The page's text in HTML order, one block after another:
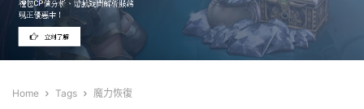
Home Tags 魔力恢復